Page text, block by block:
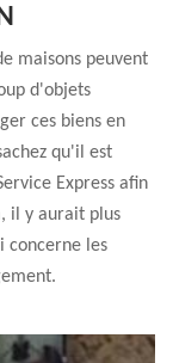
maisons peuvent
d'objets
ces biens en
qu'il est
Express afin
il y aurait plus
concerne les